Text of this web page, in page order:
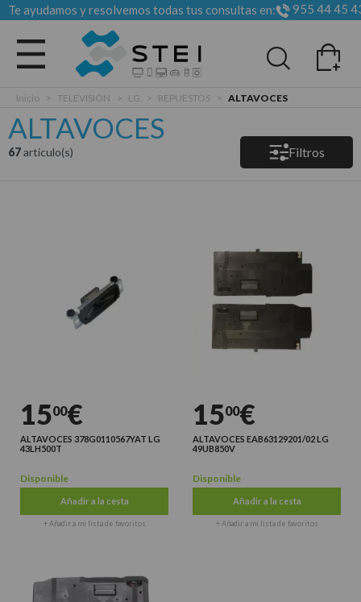
Te ayudamos y resolvemos todas tus consultas en: 955 44 45
Todas las categorias
Inicio > TELEVISIÓN > LG > REPUESTOS > ALTAVOCES
ALTAVOCES
67articulo(s) Filtros
1500€
ALTAVOCES 378G0110567YAT LG
43LH500T
Disponible
Añadir a la cesta
+ Añadir a mi lista de favoritos
1500€
ALTAVOCES EAB63129201/02 LG
49UB850V
Disponible
Añadir a la cesta
+ Añadir a mi lista de favoritos